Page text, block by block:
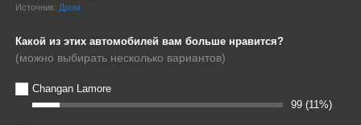
Источник: Дром
Какой из этих автомобилей вам больше нравится?
(можно выбирать несколько вариантов)
Changan Lamore
99 (11%)